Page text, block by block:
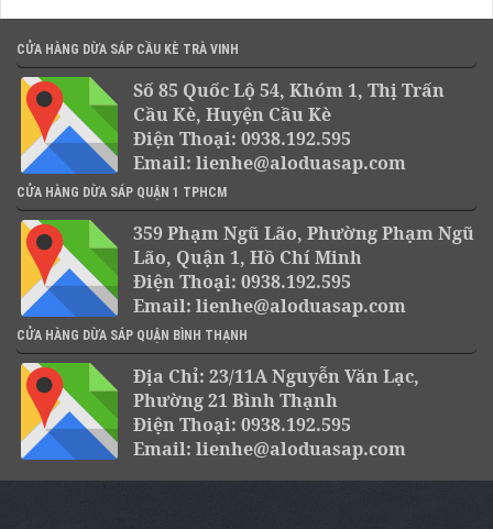
CỬA HÀNG DỪA SÁP CẦU KÈ TRÀ VINH
Số 85 Quốc Lộ 54, Khóm 1, Thị Trấn
Cầu Kè, Huyện Cầu Kè
Điện Thoại: 0938.192.595
Email: lienhe@aloduasap.com
CỬA HÀNG DỪA SÁP QUẬN 1 TPHCM
359 Phạm Ngũ Lão, Phường Phạm Ngũ
Lão, Quận 1, Hồ Chí Minh
Điện Thoại: 0938.192.595
Email: lienhe@aloduasap.com
CỬA HÀNG DỪA SÁP QUẬN BÌNH THẠNH
Địa Chỉ: 23/11A Nguyễn Văn Lạc,
Phường 21 Bình Thạnh
Điện Thoại: 0938.192.595
Email: lienhe@aloduasap.com